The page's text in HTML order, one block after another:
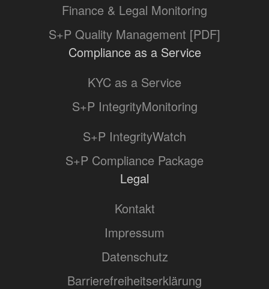
Finance & Legal Monitoring
S+P Quality Management [PDF]
Compliance as a Service
KYC as a Service
S+P IntegrityMonitoring
S+P IntegrityWatch
S+P Compliance Package
Legal
Kontakt
Impressum
Datenschutz
Barrierefreiheitserklärung